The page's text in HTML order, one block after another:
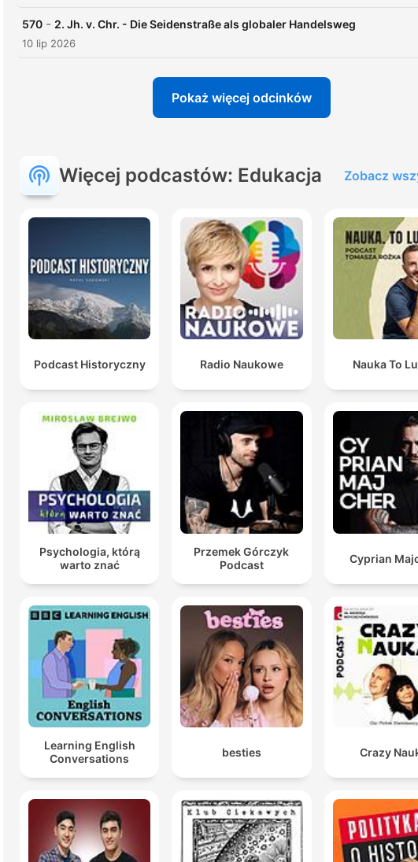
570 - 2. Jh. v. Chr. - Die Seidenstraße als globaler Handelsweg
10 lip 2026
Pokaż więcej odcinków
Więcej podcastów: Edukacja Zobacz
Podcast Historyczny Radio Naukowe Nauka To
Psychologia, którą
warto znać
Przemek Górczyk
Podcast
Cyprian
Learning English
Conversations
besties Crazy